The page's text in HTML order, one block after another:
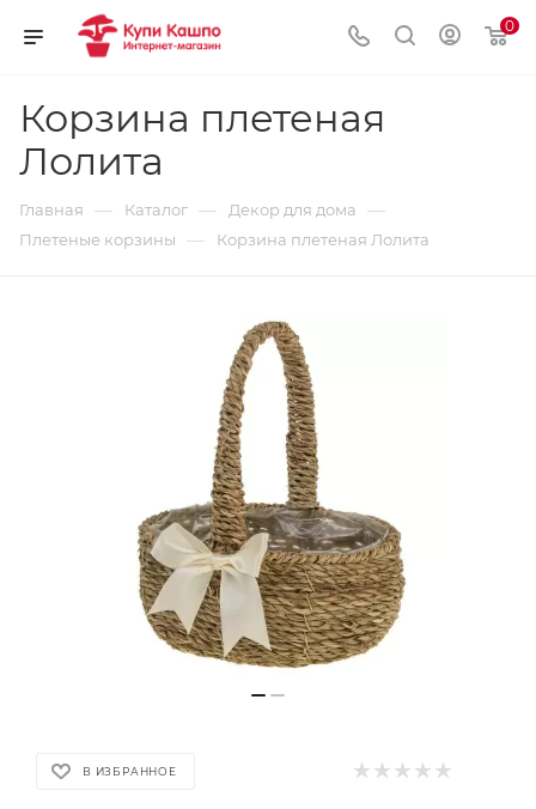
0
Корзина плетеная
Лолита
Главная — Каталог — Декор для дома —
Плетеные корзины — Корзина плетеная Лолита
В ИЗБРАННОЕ